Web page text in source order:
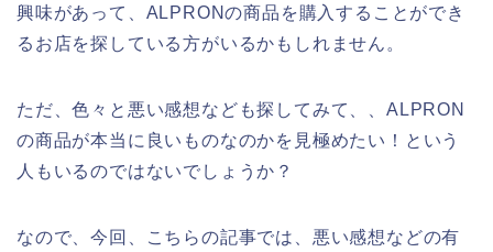
興味があって、ALPRONの商品を購入することができ
るお店を探している方がいるかもしれません。
ただ、色々と悪い感想なども探してみて、、ALPRON
の商品が本当に良いものなのかを見極めたい！という
人もいるのではないでしょうか？
なので、今回、こちらの記事では、悪い感想などの有